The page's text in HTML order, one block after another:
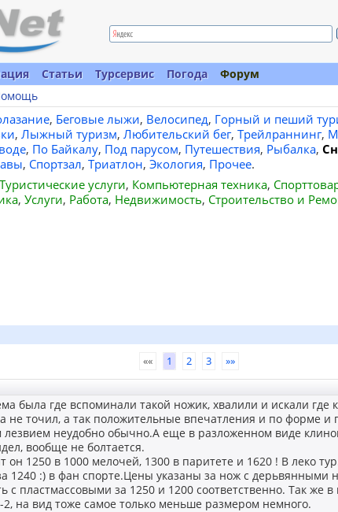
Статьи Турсервис Погода
Форум
, Беговые лыжи, Велосипед, Горный и пеший
, Лыжный туризм, Любительский бег, Трейлраннинг,
, По Байкалу, Под парусом, Путешествия, Рыбалка,
, Спортзал, Триатлон, Экология, Прочее.
Туристические услуги, Компьютерная техника,
, Услуги, Работа, Недвижимость, Строительство и
«« 1 2 3 »»
была где вспоминали такой ножик, хвалили и искали где
не точил, а так положительные впечатления и по форме и
лезвием неудобно обычно.А еще в разложенном виде
вообще не болтается.
он 1250 в 1000 мелочей, 1300 в паритете и 1620 ! В леко
1240 :) в фан спорте.Цены указаны за нож с дерьвянными
с пластмассовыми за 1250 и 1200 соответственно. Так же
на вид тоже самое только меньше размером немного.